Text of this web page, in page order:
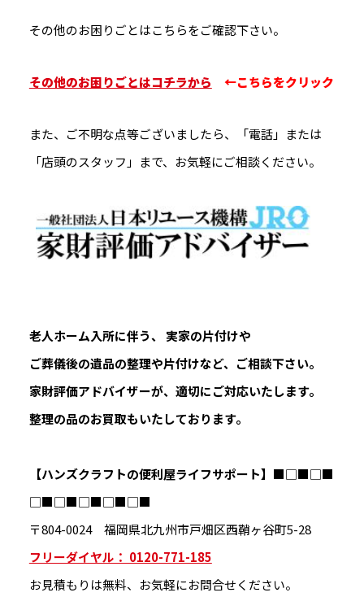
その他のお困りごとはこちらをご確認下さい。
その他のお困りごとはコチラから ←こちらをクリック
また、ご不明な点等ございましたら、「電話」または
「店頭のスタッフ」まで、お気軽にご相談ください。
老人ホーム入所に伴う、 実家の片付けや
ご葬儀後の遺品の整理や片付けなど、ご相談下さい。
家財評価アドバイザーが、適切にご対応いたします。
整理の品のお買取もいたしております。
【ハンズクラフトの便利屋ライフサポート】 ■□■□■
□■□■□■□■□■
〒804-0024 福岡県北九州市戸畑区西鞘ヶ谷町5-28
フリーダイヤル： 0120-771-185
お見積もりは無料、お気軽にお問合せください。